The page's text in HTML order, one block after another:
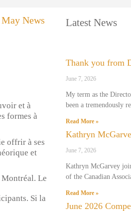
News
et à
formes à
offrir à ses
et
Montréal. Le
Si la
Latest News
Thank you from
June 7, 2026
My term as the
been a tremendously
Read More »
Kathryn
June 7, 2026
Kathryn McGarvey
of the Canadian
Read More »
June 2026